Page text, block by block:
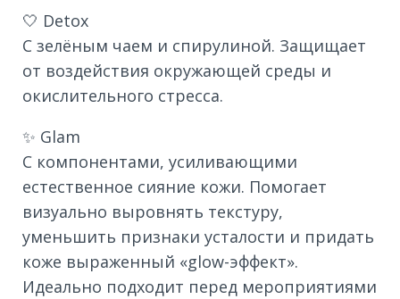
🤍 Detox
С зелёным чаем и спирулиной. Защищает
от воздействия окружающей среды и
окислительного стресса.
✨ Glam
С компонентами, усиливающими
естественное сияние кожи. Помогает
визуально выровнять текстуру,
уменьшить признаки усталости и придать
коже выраженный «glow-эффект».
Идеально подходит перед мероприятиями